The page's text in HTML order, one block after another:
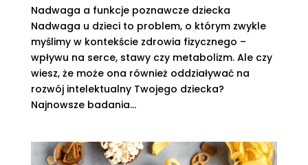
Nadwaga a funkcje poznawcze dziecka
Nadwaga u dzieci to problem, o którym zwykle
myślimy w kontekście zdrowia fizycznego –
wpływu na serce, stawy czy metabolizm. Ale czy
wiesz, że może ona również oddziaływać na
rozwój intelektualny Twojego dziecka?
Najnowsze badania...